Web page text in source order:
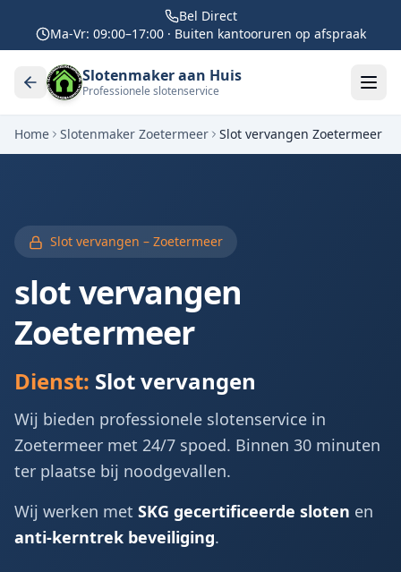
Bel Direct
Ma-Vr: 09:00–17:00 · Buiten kantooruren op afspraak
Slotenmaker aan Huis
Professionele slotenservice
Home Slotenmaker Zoetermeer Slot vervangen Zoetermeer
Slot vervangen – Zoetermeer
slot vervangen
Zoetermeer
Dienst: Slot vervangen
Wij bieden professionele slotenservice in
Zoetermeer met 24/7 spoed. Binnen 30 minuten
ter plaatse bij noodgevallen.
Wij werken met SKG gecertificeerde sloten en
anti-kerntrek beveiliging.